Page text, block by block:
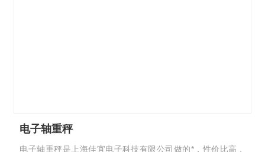
电子轴重秤
电子轴重秤是上海佳宜电子科技有限公司做的*，性价比高，